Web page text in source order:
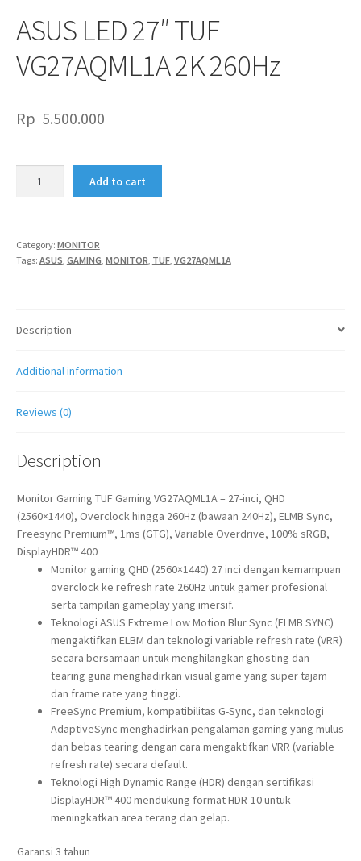
ASUS LED 27″ TUF
VG27AQML1A 2K 260Hz
Rp 5.500.000
VG27AQML1A
2K
Add to cart
Category: MONITOR
Tags: ASUS, GAMING, MONITOR, TUF, VG27AQML1A
Description
Additional information
Reviews (0)
Description
Monitor Gaming TUF Gaming VG27AQML1A – 27-inci, QHD
(2560×1440), Overclock hingga 260Hz (bawaan 240Hz), ELMB Sync,
Freesync Premium™, 1ms (GTG), Variable Overdrive, 100% sRGB,
DisplayHDR™ 400
Monitor gaming QHD (2560×1440) 27 inci dengan kemampuan
overclock ke refresh rate 260Hz untuk gamer profesional
serta tampilan gameplay yang imersif.
Teknologi ASUS Extreme Low Motion Blur Sync (ELMB SYNC)
mengaktifkan ELBM dan teknologi variable refresh rate (VRR)
secara bersamaan untuk menghilangkan ghosting dan
tearing guna menghadirkan visual game yang super tajam
dan frame rate yang tinggi.
FreeSync Premium, kompatibilitas G-Sync, dan teknologi
AdaptiveSync menghadirkan pengalaman gaming yang mulus
dan bebas tearing dengan cara mengaktifkan VRR (variable
refresh rate) secara default.
Teknologi High Dynamic Range (HDR) dengan sertifikasi
DisplayHDR™ 400 mendukung format HDR-10 untuk
meningkatkan area terang dan gelap.
Garansi 3 tahun